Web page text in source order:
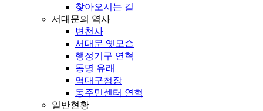
찾아오시는 길
서대문의 역사
변천사
서대문 옛모습
행정기구 연혁
동명 유래
역대구청장
동주민센터 연혁
일반현황